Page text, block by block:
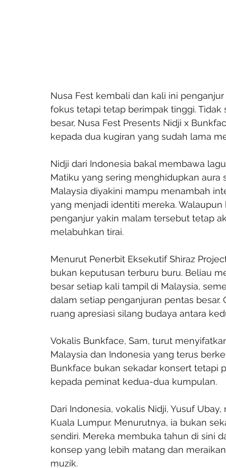
Nusa Fest kembali dan kali ini
fokus tetapi tetap berimpak tinggi.
besar, Nusa Fest Presents Nidji x
kepada dua kugiran yang sudah lama
Nidji dari Indonesia bakal membawa
Matiku yang sering menghidupkan
Malaysia diyakini mampu menambah
yang menjadi identiti mereka.
penganjur yakin malam tersebut tetap
melabuhkan tirai.
Menurut Penerbit Eksekutif Shiraz
bukan keputusan terburu buru. Beliau
besar setiap kali tampil di Malaysia,
dalam setiap penganjuran pentas
ruang apresiasi silang budaya antara
Vokalis Bunkface, Sam, turut
Malaysia dan Indonesia yang terus
Bunkface bukan sekadar konsert
kepada peminat kedua-dua kumpulan.
Dari Indonesia, vokalis Nidji, Yusuf
Kuala Lumpur. Menurutnya, ia bukan
sendiri. Mereka membuka tahun di sini
konsep yang lebih matang dan
muzik.